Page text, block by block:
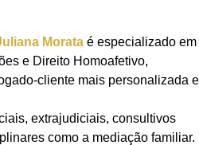
Morata é especializado em
e Direito Homoafetivo,
cliente mais personalizada e
extrajudiciais, consultivos
como a mediação familiar.